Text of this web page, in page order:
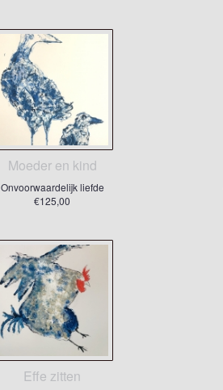
Moeder en kind
Onvoorwaardelijk liefde
€125,00
Effe zitten